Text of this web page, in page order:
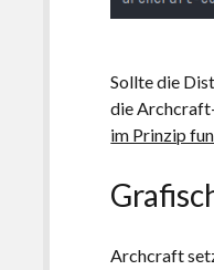
Sollte die
die
im Prinzip
Archcraft